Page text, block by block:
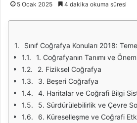
5 Ocak 2025 4 dakika okuma süresi
Sınıf Coğrafya Konuları 2018: Temel
1. Coğrafyanın Tanımı ve
2. Fiziksel Coğrafya
3. Beşeri Coğrafya
4. Haritalar ve Coğrafi Bilgi
5. Sürdürülebilirlik ve Çevre
6. Küreselleşme ve Coğrafi